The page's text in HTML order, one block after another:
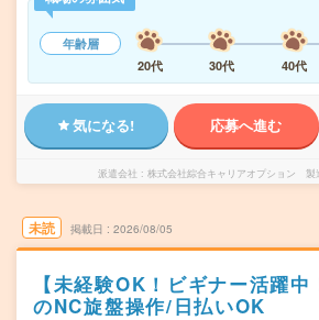
年齢層
20代
30代 40代
気になる! 応募へ進む
派遣会社 株式会社綜合キャリアオプション 製
未読 掲載日 2026/08/05
【未経験OK！ビギナー活躍
のNC旋盤操作/日払いOK